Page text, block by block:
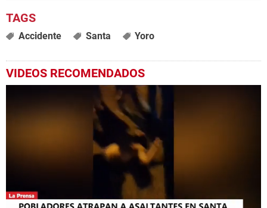
Accidente Santa Yoro
VIDEOS RECOMENDADOS